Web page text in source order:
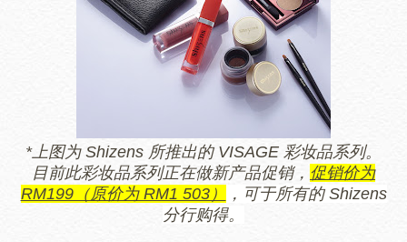
*上图为 Shizens 所推出的 VISAGE 彩妆品系列。
目前此彩妆品系列正在做新产品促销， 促销价为
RM199（原价为 RM1 503）
，可于所有的 Shizens
分行购得。